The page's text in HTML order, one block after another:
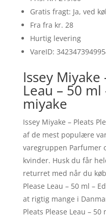
Gratis fragt: Ja, ved
Fra fra kr. 28
Hurtig levering
VareID:
Issey Miyake
Leau – 50
miyake
Issey Miyake – Pleats
af de mest populære
varegruppen Parfumer
kvinder. Husk du får
returret med når du
Please Leau – 50 ml –
at rigtig mange i
Pleats Please Leau –